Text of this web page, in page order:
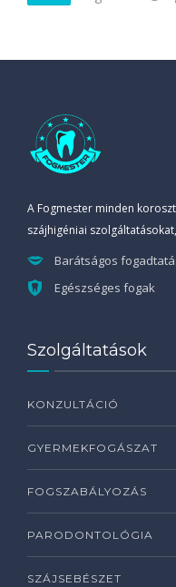
A Fogmester minden
szájhigéniai
Barátságos
Egészséges fogak
Szolgáltatások
KONZULTÁCIÓ
GYERMEKFOGÁSZAT
FOGSZABÁLYOZÁS
PARODONTOLÓGIA
SZÁJSEBÉSZET